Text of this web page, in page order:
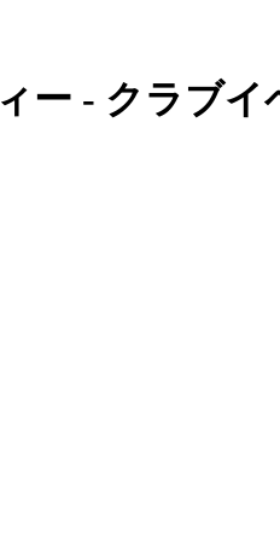
ー - クラブイ